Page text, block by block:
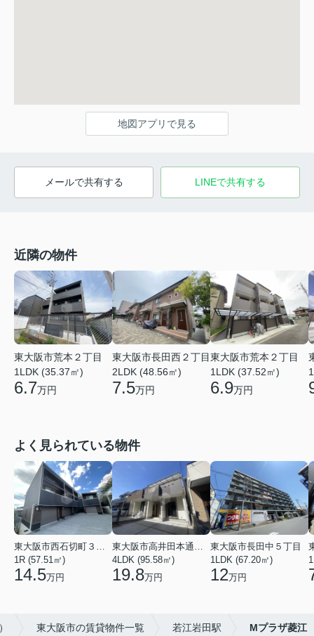
地図アプリで見る
メールで共有する LINEで共有する
近隣の物件
東大阪市荒本２丁目
1LDK (35.37㎡)
6.7万円
東大阪市長田西２丁目
2LDK (48.56㎡)
7.5万円
東大阪市荒本２丁目
1LDK (37.52㎡)
6.9万円
よく見られている物件
東大阪市西石切町３丁目
1R (57.51㎡)
14.5万円
東大阪市高井田本通２丁目
4LDK (95.58㎡)
19.8万円
東大阪市長田中５丁目
1LDK (67.20㎡)
12万円
東大阪市の賃貸物件一覧 若江岩田駅 Mプラザ菱江